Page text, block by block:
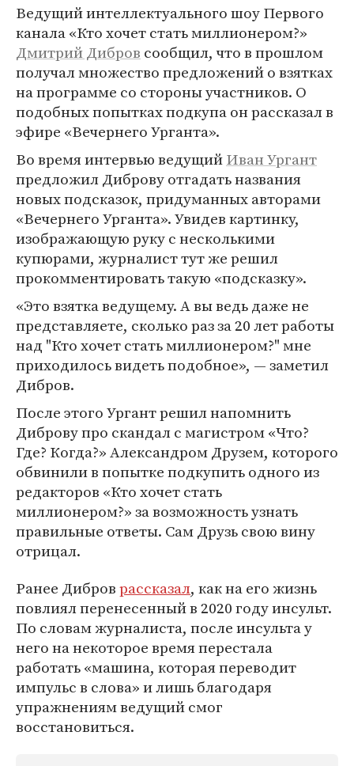
Ведущий интеллектуального шоу Первого
канала «Кто хочет стать миллионером?»
Дмитрий Дибров сообщил, что в прошлом
получал множество предложений о взятках
на программе со стороны участников. О
подобных попытках подкупа он рассказал в
эфире «Вечернего Урганта».
Во время интервью ведущийИван Ургант
предложил Диброву отгадать названия
новых подсказок, придуманных авторами
«Вечернего Урганта». Увидев картинку,
изображающую руку с несколькими
купюрами, журналист тут же решил
прокомментировать такую «подсказку».
«Это взятка ведущему. А вы ведь даже не
представляете, сколько раз за 20 лет работы
над "Кто хочет стать миллионером?" мне
приходилось видеть подобное», — заметил
Дибров.
После этого Ургант решил напомнить
Диброву про скандал с магистром «Что?
Где? Когда?» Александром Друзем, которого
обвинили в попытке подкупить одного из
редакторов «Кто хочет стать
миллионером?» за возможность узнать
правильные ответы. Сам Друзь свою вину
отрицал.
Ранее Диброврассказал, как на его жизнь
повлиял перенесенный в 2020 году инсульт.
По словам журналиста, после инсульта у
него на некоторое время перестала
работать «машина, которая переводит
импульс в слова» и лишь благодаря
упражнениям ведущий смог
восстановиться.